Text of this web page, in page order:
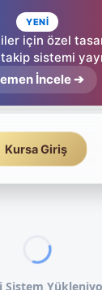
YENİ
için özel
sistemi
İncele ➔
Kursa Giriş
Sistem